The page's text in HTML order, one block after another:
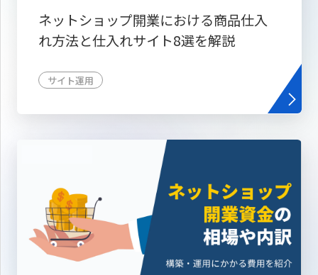
ネットショップ開業における商品仕入
れ方法と仕入れサイト8選を解説
サイト運用